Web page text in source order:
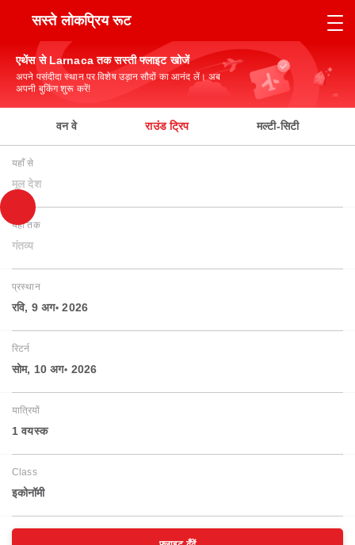
सस्ते लोकप्रिय रूट
एथेंस से Larnaca तक सस्ती फ्लाइट खोजें
अपने पसंदीदा स्थान पर विशेष उड़ान सौदों का आनंद लें। अब
अपनी बुकिंग शुरू करें!
वन वे राउंड ट्रिप मल्टी-सिटी
यहाँ से
मूल देश
यहाँ तक
गंतव्य
प्रस्थान
रवि, 9 अग॰ 2026
रिटर्न
सोम, 10 अग॰ 2026
यात्रियों
1 वयस्‍क
Class
इकोनॉमी